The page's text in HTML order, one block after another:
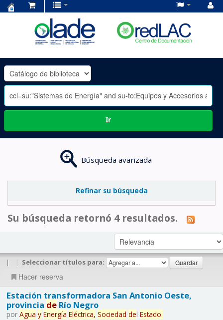
OLADE
-
Ir
Búsqueda avanzada
Refinar su búsqueda
Su búsqueda retornó 4 resultados.
| | Seleccionar títulos para:
Hacer reserva
Estación transformadora San Antonio Oeste,
provincia deRío Negro
por Agua y Energía Eléctrica, Sociedad del Estado.